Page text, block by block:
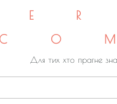
Для тих хто прагне